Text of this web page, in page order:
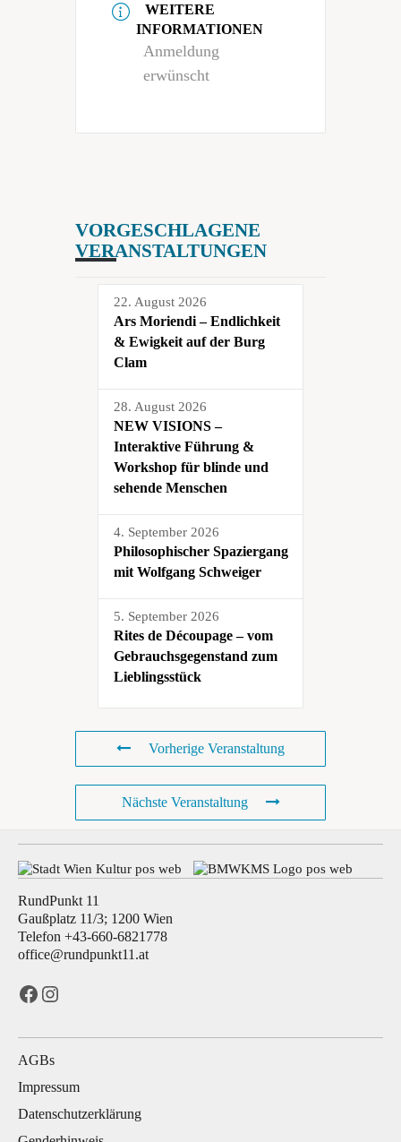
WEITERE
INFORMATIONEN
Anmeldung
erwünscht
VORGESCHLAGENE
VERANSTALTUNGEN
22. August 2026
Ars Moriendi – Endlichkeit
& Ewigkeit auf der Burg
Clam
28. August 2026
NEW VISIONS –
Interaktive Führung &
Workshop für blinde und
sehende Menschen
4. September 2026
Philosophischer Spaziergang
mit Wolfgang Schweiger
5. September 2026
Rites de Découpage – vom
Gebrauchsgegenstand zum
Lieblingsstück
Vorherige Veranstaltung
Nächste Veranstaltung
RundPunkt 11
Gaußplatz 11/3; 1200 Wien
Telefon +43-660-6821778
office@rundpunkt11.at
Facebook Instagram
AGBs
Impressum
Datenschutzerklärung